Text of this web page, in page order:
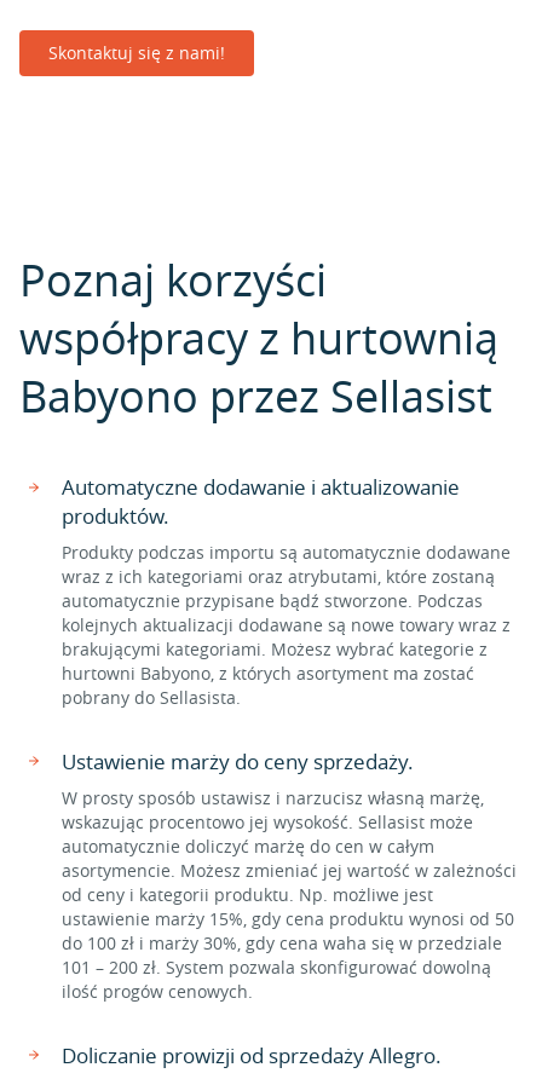
Skontaktuj się z nami!
Poznaj korzyści
współpracy z hurtownią
Babyono przez Sellasist
Automatyczne dodawanie i aktualizowanie
produktów.
Produkty podczas importu są automatycznie dodawane
wraz z ich kategoriami oraz atrybutami, które zostaną
automatycznie przypisane bądź stworzone. Podczas
kolejnych aktualizacji dodawane są nowe towary wraz z
brakującymi kategoriami. Możesz wybrać kategorie z
hurtowni Babyono, z których asortyment ma zostać
pobrany do Sellasista.
Ustawienie marży do ceny sprzedaży.
W prosty sposób ustawisz i narzucisz własną marżę,
wskazując procentowo jej wysokość. Sellasist może
automatycznie doliczyć marżę do cen w całym
asortymencie. Możesz zmieniać jej wartość w zależności
od ceny i kategorii produktu. Np. możliwe jest
ustawienie marży 15%, gdy cena produktu wynosi od 50
do 100 zł i marży 30%, gdy cena waha się w przedziale
101 – 200 zł. System pozwala skonfigurować dowolną
ilość progów cenowych.
Doliczanie prowizji od sprzedaży Allegro.